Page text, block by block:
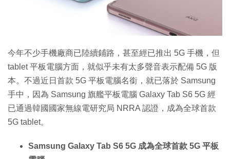
今年不少手機廠商已陸續鋪路，甚至經已推出 5G 手機，但
tablet 平板電腦方面，就似乎未有太多聲音表示配備 5G 版
本。不過近日首款 5G 平板電腦名銜，就已落於 Samsung
手中，因為 Samsung 旗艦平板電腦 Galaxy Tab S6 5G 經
已通過韓國國家無線電研究局 NRRA 認證，成為全球首款
5G tablet。
Samsung Galaxy Tab S6 5G 成為全球首款 5G 平板